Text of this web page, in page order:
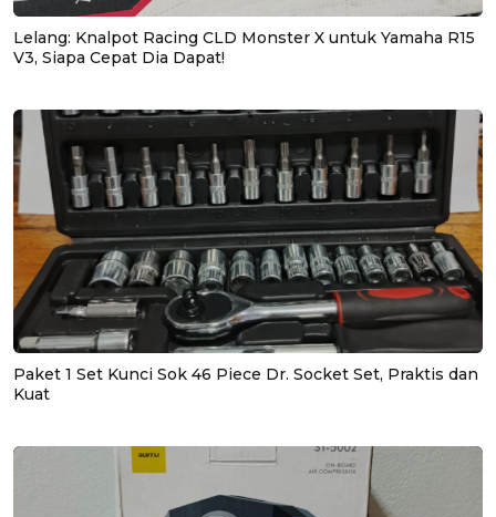
Lelang: Knalpot Racing CLD Monster X untuk Yamaha R15
V3, Siapa Cepat Dia Dapat!
Paket 1 Set Kunci Sok 46 Piece Dr. Socket Set, Praktis dan
Kuat